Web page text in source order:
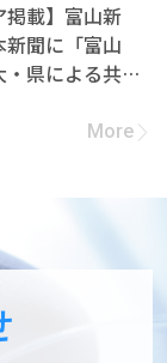
掲載】富山新
新聞に「富山
県による共同
More